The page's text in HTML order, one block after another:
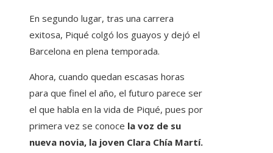
En segundo lugar, tras una carrera
exitosa, Piqué colgó los guayos y dejó el
Barcelona en plena temporada.
Ahora, cuando quedan escasas horas
para que finel el año, el futuro parece ser
el que habla en la vida de Piqué, pues por
primera vez se conoce la voz de su
nueva novia, la joven Clara Chía Martí.